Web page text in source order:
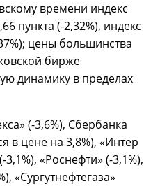
времени индекс
пункта (-2,32%), индекс
цены большинства
бирже
динамику в пределах
(-3,6%), Сбербанка
в цене на 3,8%), «Интер
«Роснефти» (-3,1%),
«Сургутнефтегаза»